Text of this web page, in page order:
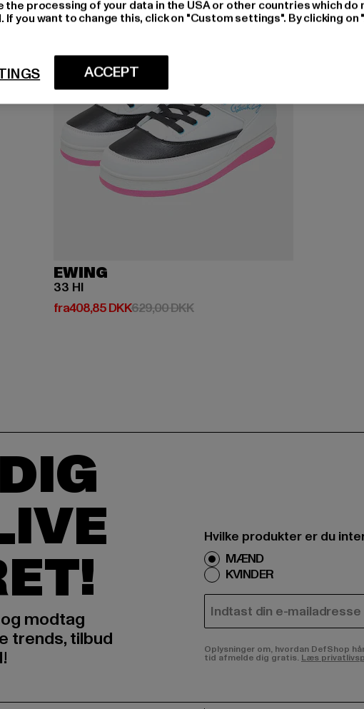
EWING
33 HI
fra408,85 DKK
Nuværende pris: Fra 408,85 DKK
629,00 DKKKampagnepris: 629,00 DKK
modtag
trends, tilbud
Hvilke produkter er du
MÆND
KVINDER
E-MAIL
Oplysninger om, hvordan DefShop
tid afmelde dig gratis. Læs
the processing of your data in the USA or other countries which do
you want to change this, click on "Custom settings". By clicking
ACCEPT